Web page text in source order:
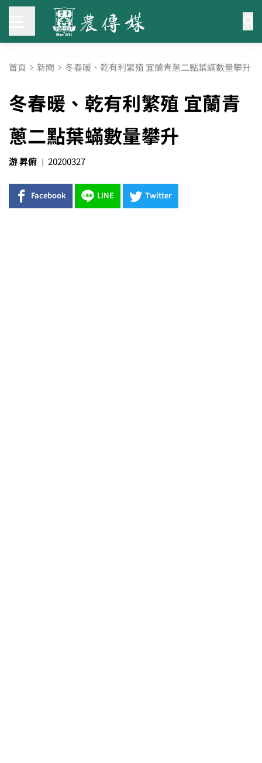
首頁 新聞 冬春暖、乾有利繁殖 宜蘭青蔥二點葉蟎數量攀升
冬春暖、乾有利繁殖 宜蘭青
蔥二點葉蟎數量攀升
游 昇俯 20200327
Facebook LINE Twitter